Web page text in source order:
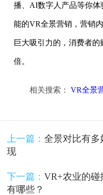
播、AI数字人产品等你
能的VR全景营销，营销
巨大吸引力的，消费者
倍。
相关搜索： VR全景
上一篇： 全景对比​有多
现
下一篇： VR+农业的碰
有哪些？